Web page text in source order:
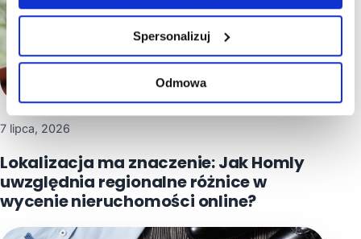
Spersonalizuj
Odmowa
7 lipca, 2026
Lokalizacja ma znaczenie: Jak Homly
uwzględnia regionalne różnice w
wycenie nieruchomości online?